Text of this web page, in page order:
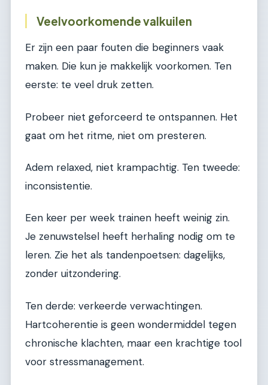
Veelvoorkomende valkuilen
Er zijn een paar fouten die beginners vaak
maken. Die kun je makkelijk voorkomen. Ten
eerste: te veel druk zetten.
Probeer niet geforceerd te ontspannen. Het
gaat om het ritme, niet om presteren.
Adem relaxed, niet krampachtig. Ten tweede:
inconsistentie.
Een keer per week trainen heeft weinig zin.
Je zenuwstelsel heeft herhaling nodig om te
leren. Zie het als tandenpoetsen: dagelijks,
zonder uitzondering.
Ten derde: verkeerde verwachtingen.
Hartcoherentie is geen wondermiddel tegen
chronische klachten, maar een krachtige tool
voor stressmanagement.